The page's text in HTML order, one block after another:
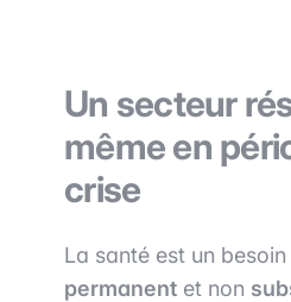
Un secteur
même en
crise
La santé est un besoin
permanent et non